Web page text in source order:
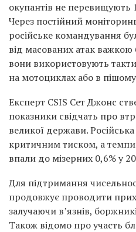
окупантів не перевищують
Через постійний
російське командування
від масованих атак важкою
вони використовують
на мотоциклах або в
Експерт CSIS Сет Джонс
показники свідчать про
великої держави.
критичним тиском, а
впали до мізерних 0,6% у
Для підтримання
продовжує проводити
залучаючи в’язнів,
Також відомо про участь